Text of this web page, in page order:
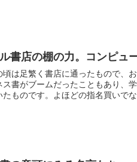
書店の棚の力。コンピュ
頃は足繁く書店に通ったもので、
ス書がブームだったこともあり、
たものです。よほどの指名買いで